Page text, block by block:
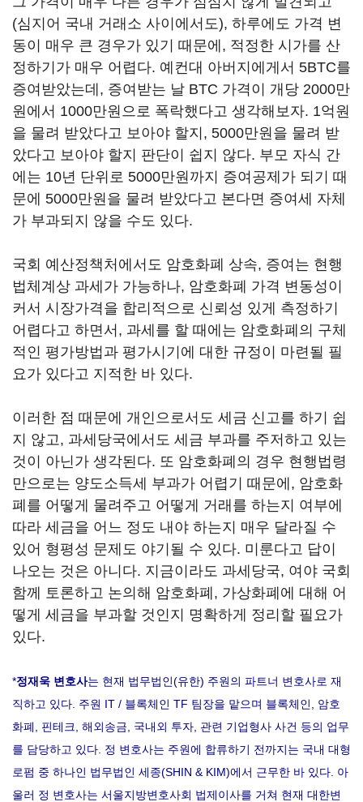
(심지어 국내 거래소 사이에서도), 하루에도 가격 변
동이 매우 큰 경우가 있기 때문에, 적정한 시가를 산
정하기가 매우 어렵다. 예컨대 아버지에게서 5BTC를
증여받았는데, 증여받는 날 BTC 가격이 개당 2000만
원에서 1000만원으로 폭락했다고 생각해보자. 1억원
을 물려 받았다고 보아야 할지, 5000만원을 물려 받
았다고 보아야 할지 판단이 쉽지 않다. 부모 자식 간
에는 10년 단위로 5000만원까지 증여공제가 되기 때
문에 5000만원을 물려 받았다고 본다면 증여세 자체
가 부과되지 않을 수도 있다.
국회 예산정책처에서도 암호화폐 상속, 증여는 현행
법체계상 과세가 가능하나, 암호화폐 가격 변동성이
커서 시장가격을 합리적으로 신뢰성 있게 측정하기
어렵다고 하면서, 과세를 할 때에는 암호화폐의 구체
적인 평가방법과 평가시기에 대한 규정이 마련될 필
요가 있다고 지적한 바 있다.
이러한 점 때문에 개인으로서도 세금 신고를 하기 쉽
지 않고, 과세당국에서도 세금 부과를 주저하고 있는
것이 아닌가 생각된다. 또 암호화폐의 경우 현행법령
만으로는 양도소득세 부과가 어렵기 때문에, 암호화
폐를 어떻게 물려주고 어떻게 거래를 하는지 여부에
따라 세금을 어느 정도 내야 하는지 매우 달라질 수
있어 형평성 문제도 야기될 수 있다. 미룬다고 답이
나오는 것은 아니다. 지금이라도 과세당국, 여야 국회
함께 토론하고 논의해 암호화폐, 가상화폐에 대해 어
떻게 세금을 부과할 것인지 명확하게 정리할 필요가
있다.
*정재욱 변호사는 현재 법무법인(유한) 주원의 파트너 변호사로 재
직하고 있다. 주원 IT / 블록체인 TF 팀장을 맡으며 블록체인, 암호
화폐, 핀테크, 해외송금, 국내외 투자, 관련 기업형사 사건 등의 업무
를 담당하고 있다. 정 변호사는 주원에 합류하기 전까지는 국내 대형
로펌 중 하나인 법무법인 세종(SHIN & KIM)에서 근무한 바 있다. 아
울러 정 변호사는 서울지방변호사회 법제이사를 거쳐 현재 대한변